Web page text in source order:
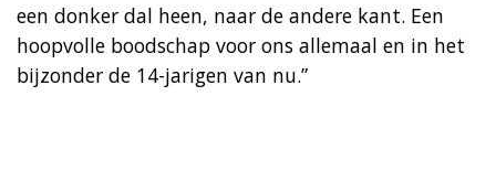
een donker dal heen, naar de andere kant. Een
hoopvolle boodschap voor ons allemaal en in het
bijzonder de 14-jarigen van nu.”